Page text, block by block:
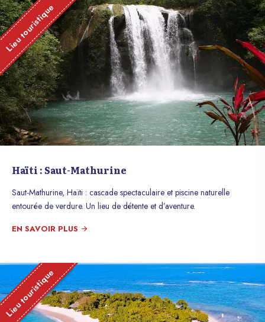
Lieu touristique
Haïti : Saut-Mathurine
Saut-Mathurine, Haïti : cascade spectaculaire et piscine naturelle
entourée de verdure. Un lieu de détente et d’aventure.
EN SAVOIR PLUS
Lieu touristique